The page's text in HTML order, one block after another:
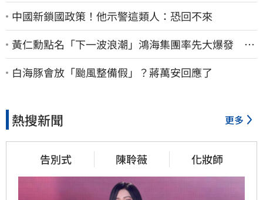
中國新鎖國政策！他示警這類人：恐回不來
黃仁勳點名「下一波浪潮」鴻海集團率先大爆發 台
股這族群全面噴出
白海豚會放「颱風整備假」？蔣萬安回應了
熱搜新聞 更多
告別式 陳聆薇 化妝師